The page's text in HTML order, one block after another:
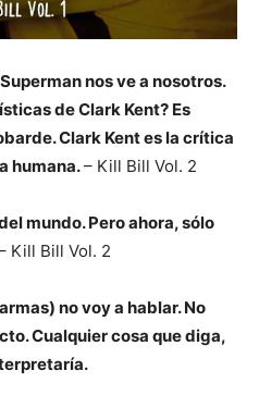
nos ve a nosotros.
de Clark Kent? Es
Clark Kent es la crítica
humana.– Kill Bill Vol. 2
mundo. Pero ahora, sólo
Kill Bill Vol. 2
no voy a hablar. No
Cualquier cosa que diga,